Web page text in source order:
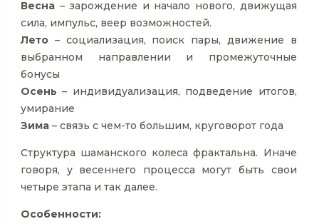
Весна – зарождение и начало нового, движущая
сила, импульс, веер возможностей.
Лето – социализация, поиск пары, движение в
выбранном направлении и промежуточные
бонусы
Осень – индивидуализация, подведение итогов,
умирание
Зима – связь с чем-то большим, круговорот года
Структура шаманского колеса фрактальна. Иначе
говоря, у весеннего процесса могут быть свои
четыре этапа и так далее.
Особенности: